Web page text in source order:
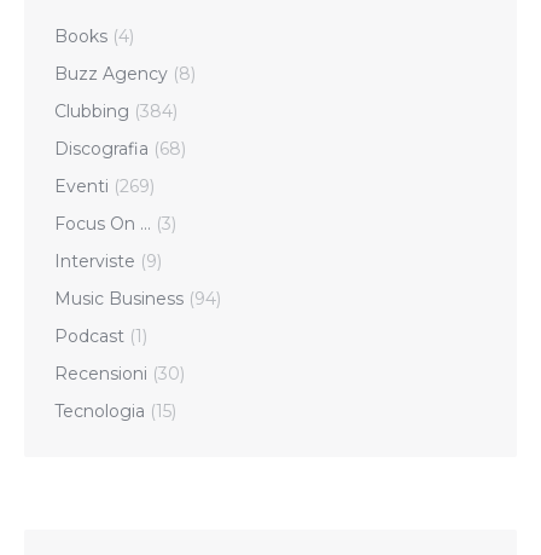
Books (4)
Buzz Agency (8)
Clubbing (384)
Discografia (68)
Eventi (269)
Focus On … (3)
Interviste (9)
Music Business (94)
Podcast (1)
Recensioni (30)
Tecnologia (15)